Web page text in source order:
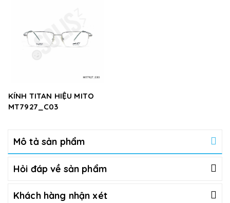
KÍNH TITAN HIỆU MITO
MT7927_C03
Mô tả sản phẩm
Hỏi đáp về sản phẩm
Khách hàng nhận xét